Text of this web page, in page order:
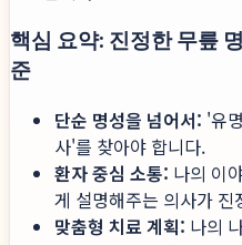
핵심 요약: 진정한 무릎
준
단순 명성을 넘어서: '유
사'를 찾아야 합니다.
환자 중심 소통: 나의 이
게 설명해주는 의사가
맞춤형 치료 계획: 나의